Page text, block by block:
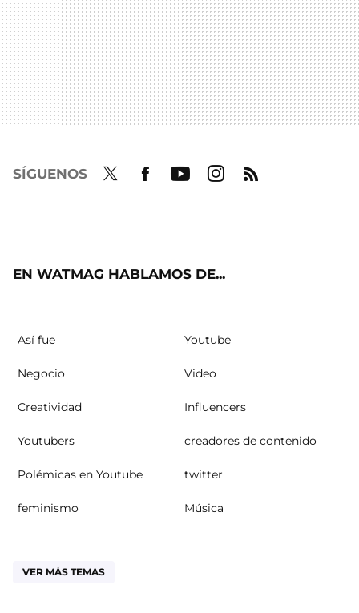
SÍGUENOS
EN WATMAG HABLAMOS DE...
Así fue Youtube
Negocio Video
Creatividad Influencers
Youtubers creadores de contenido
Polémicas en Youtube twitter
feminismo Música
VER MÁS TEMAS